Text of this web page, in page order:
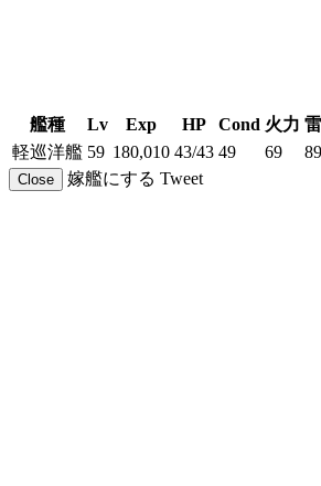
艦種 Lv Exp HP Cond 火力
軽巡洋艦 59 180,010 43/43 49 69 89
Close 嫁艦にする Tweet